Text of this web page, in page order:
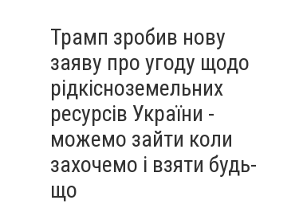
Трамп зробив нову
заяву про угоду щодо
рідкісноземельних
ресурсів України -
можемо зайти коли
захочемо і взяти будь-
що